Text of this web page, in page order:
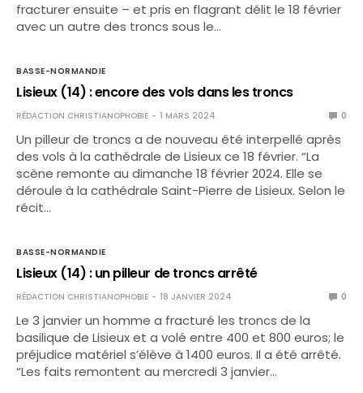
fracturer ensuite – et pris en flagrant délit le 18 février
avec un autre des troncs sous le…
BASSE-NORMANDIE
Lisieux (14) : encore des vols dans les troncs
RÉDACTION CHRISTIANOPHOBIE 1 MARS 2024 0
Un pilleur de troncs a de nouveau été interpellé après
des vols à la cathédrale de Lisieux ce 18 février. “La
scène remonte au dimanche 18 février 2024. Elle se
déroule à la cathédrale Saint-Pierre de Lisieux. Selon le
récit…
BASSE-NORMANDIE
Lisieux (14) : un pilleur de troncs arrêté
RÉDACTION CHRISTIANOPHOBIE 18 JANVIER 2024 0
Le 3 janvier un homme a fracturé les troncs de la
basilique de Lisieux et a volé entre 400 et 800 euros; le
préjudice matériel s’élève à 1400 euros. Il a été arrêté.
“Les faits remontent au mercredi 3 janvier…